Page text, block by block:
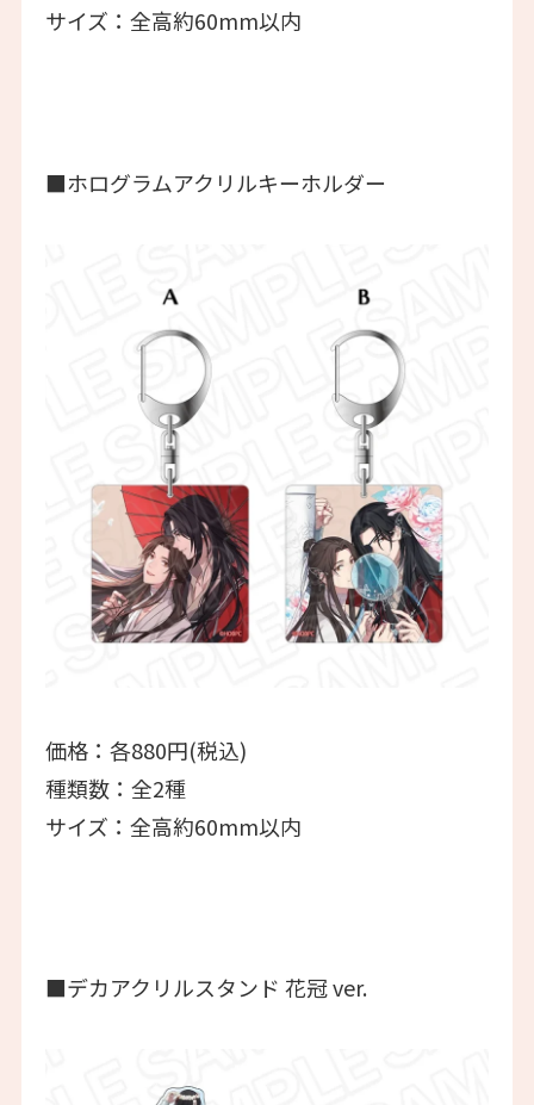
サイズ：全高約60mm以内
■ホログラムアクリルキーホルダー
価格：各880円(税込)
種類数：全2種
サイズ：全高約60mm以内
■デカアクリルスタンド 花冠 ver.